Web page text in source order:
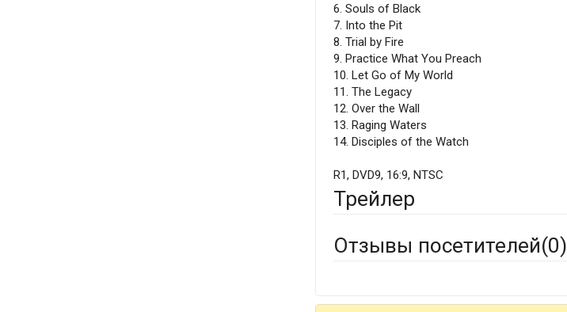
6. Souls of Black
7. Into the Pit
8. Trial by Fire
9. Practice What You Preach
10. Let Go of My World
11. The Legacy
12. Over the Wall
13. Raging Waters
14. Disciples of the Watch
R1, DVD9, 16:9, NTSC
Трейлер
Отзывы посетителей(0)